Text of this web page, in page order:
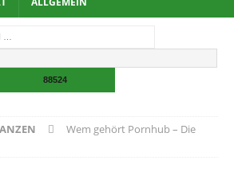
Wem gehört Pornhub – Die